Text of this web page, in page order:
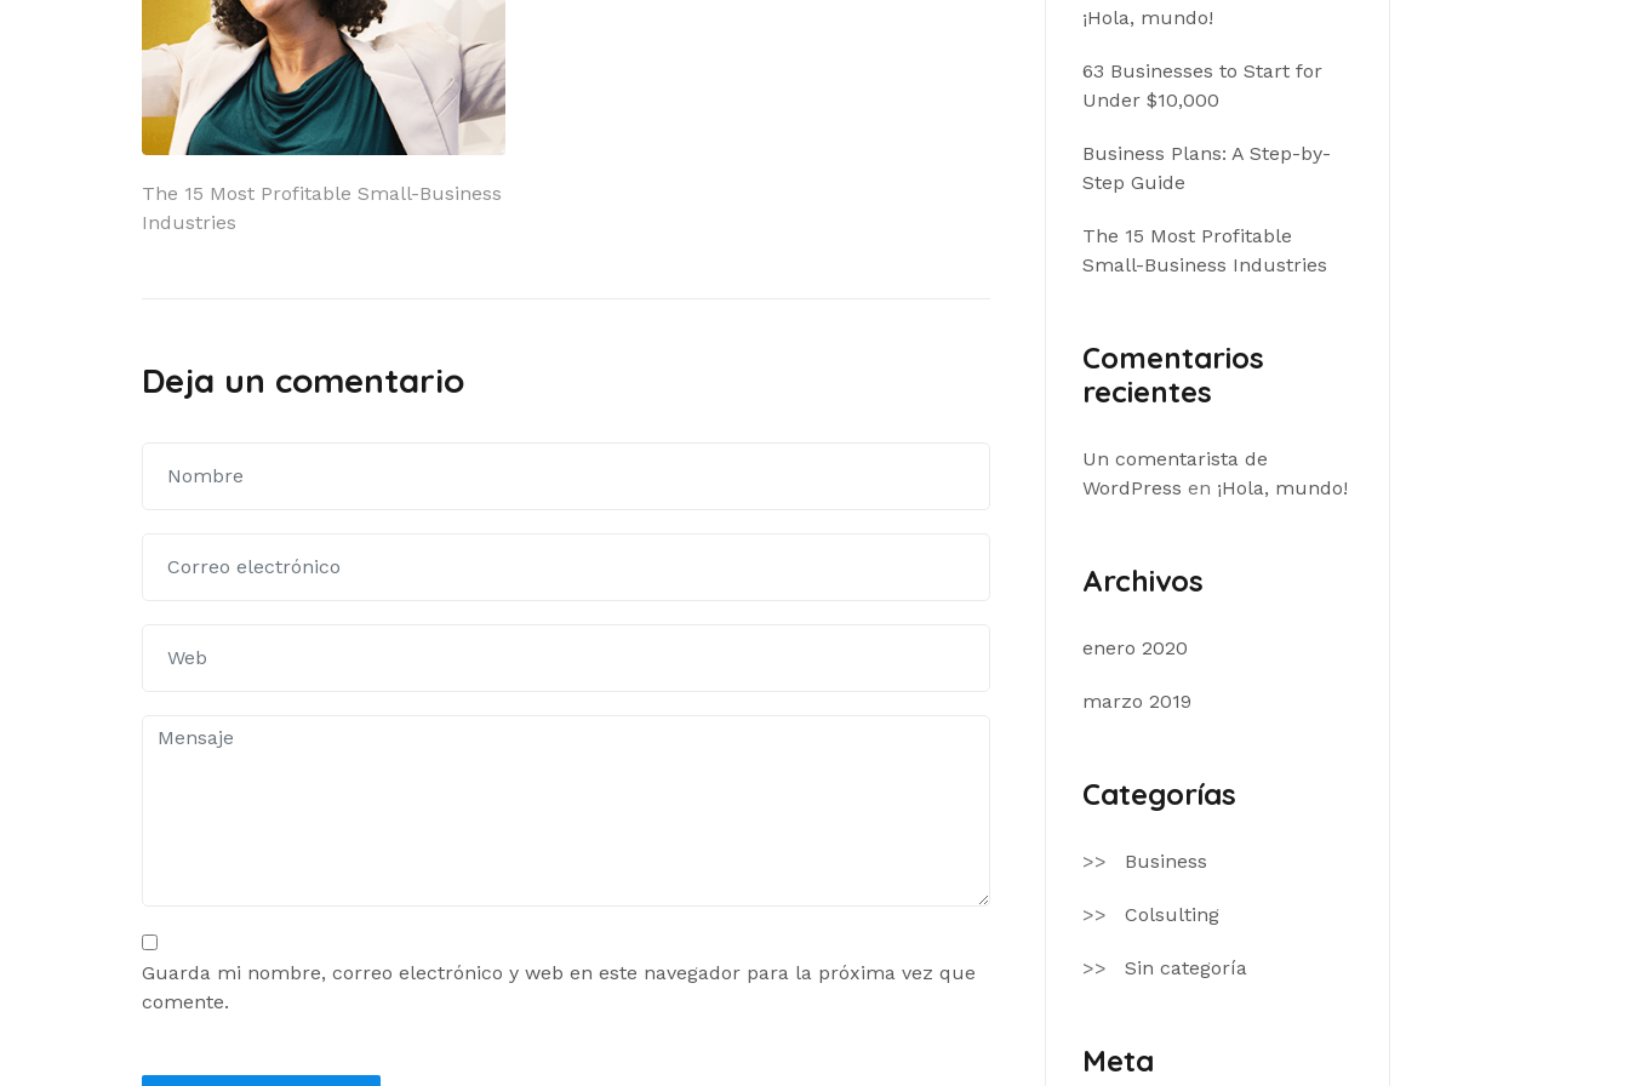
Navegación
The 15 Most Profitable Small-Business
Industries
Deja un comentario
Guarda mi nombre, correo electrónico y web en este navegador para la próxima vez que
comente.
¡Hola, mundo!
63 Businesses to Start for
Under $10,000
Business Plans: A Step-by-
Step Guide
The 15 Most Profitable
Small-Business Industries
Comentarios
recientes
Un comentarista de
WordPress en ¡Hola, mundo!
Archivos
enero 2020
marzo 2019
Categorías
Business
Colsulting
Sin categoría
Meta